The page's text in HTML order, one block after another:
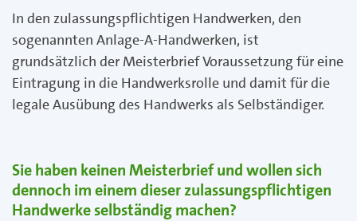
In den zulassungspflichtigen Handwerken, den
sogenannten Anlage-A-Handwerken, ist
grundsätzlich der Meisterbrief Voraussetzung für eine
Eintragung in die Handwerksrolle und damit für die
legale Ausübung des Handwerks als Selbständiger.
Sie haben keinen Meisterbrief und wollen sich
dennoch im einem dieser zulassungspflichtigen
Handwerke selbständig machen?